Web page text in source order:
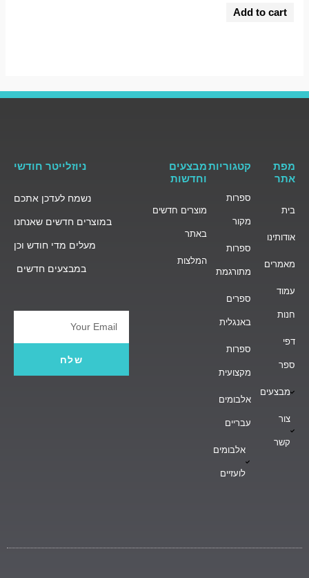
out
Add to cart
מפת
אתר
בית
אודותינו
מאמרים
עמוד
חנות
דפי
ספר
מבצעים
צור
קשר
קטגוריות
ספרות
מקור
ספרות
מתורגמת
ספרים
באנגלית
ספרות
מקצועית
אלבומים
עבריים
אלבומים
לועזיים
מבצעים
וחדשות
מוצרים חדשים
באתר
המלצות
ניוזלייטר חודשי
נשמח לעדכן אתכם
במוצרים חדשים שאנחנו
מעלים מדי חודש וכן
במבצעים חדשים
Email
שלח